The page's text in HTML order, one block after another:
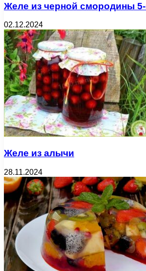
Желе из черной смородины
02.12.2024
Желе из алычи
28.11.2024